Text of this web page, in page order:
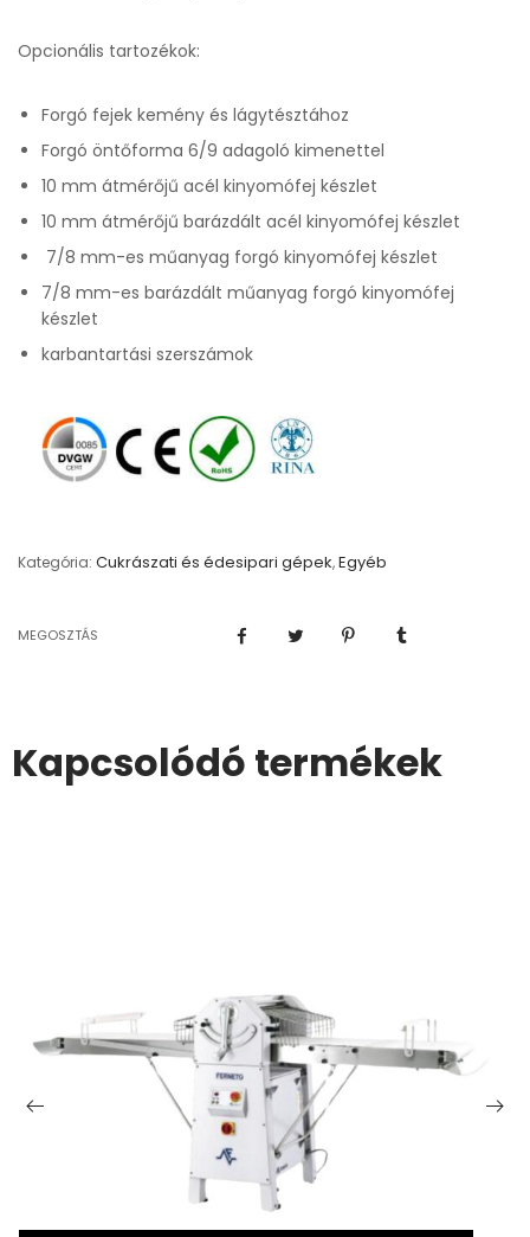
Opcionális tartozékok:
Forgó fejek kemény és lágytésztához
Forgó öntőforma 6/9 adagoló kimenettel
10 mm átmérőjű acél kinyomófej készlet
10 mm átmérőjű barázdált acél kinyomófej készlet
7/8 mm-es műanyag forgó kinyomófej készlet
7/8 mm-es barázdált műanyag forgó kinyomófej
készlet
karbantartási szerszámok
Kategória: Cukrászati és édesipari gépek,Egyéb
MEGOSZTÁS
Kapcsolódó termékek